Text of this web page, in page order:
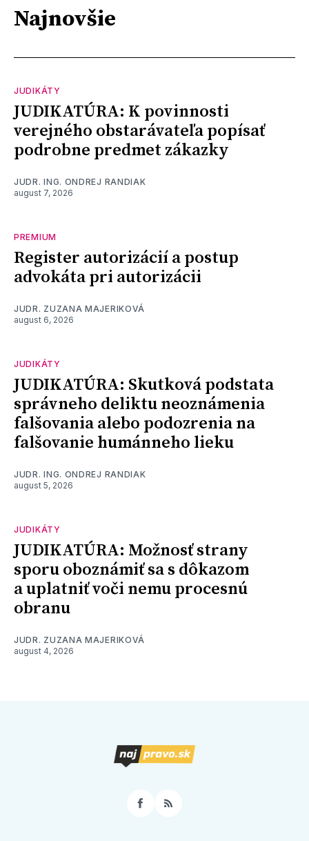
Najnovšie
JUDIKÁTY
JUDIKATÚRA: K povinnosti
verejného obstarávateľa popísať
podrobne predmet zákazky
JUDR. ING. ONDREJ RANDIAK
august 7, 2026
PREMIUM
Register autorizácií a postup
advokáta pri autorizácii
JUDR. ZUZANA MAJERIKOVÁ
august 6, 2026
JUDIKÁTY
JUDIKATÚRA: Skutková podstata
správneho deliktu neoznámenia
falšovania alebo podozrenia na
falšovanie humánneho lieku
JUDR. ING. ONDREJ RANDIAK
august 5, 2026
JUDIKÁTY
JUDIKATÚRA: Možnosť strany
sporu oboznámiť sa s dôkazom
a uplatniť voči nemu procesnú
obranu
JUDR. ZUZANA MAJERIKOVÁ
august 4, 2026
Facebook
RSS